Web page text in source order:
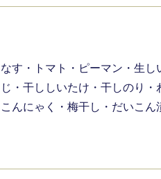
なす・トマト・ピーマン・生
じ・干ししいたけ・干しのり
こんにゃく・梅干し・だいこん